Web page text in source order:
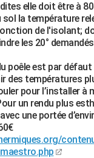
elle doit être à
la température
de l'isolant;
les 20°
poêle est par
des températures
pour l’installer à
un rendu plus
une portée